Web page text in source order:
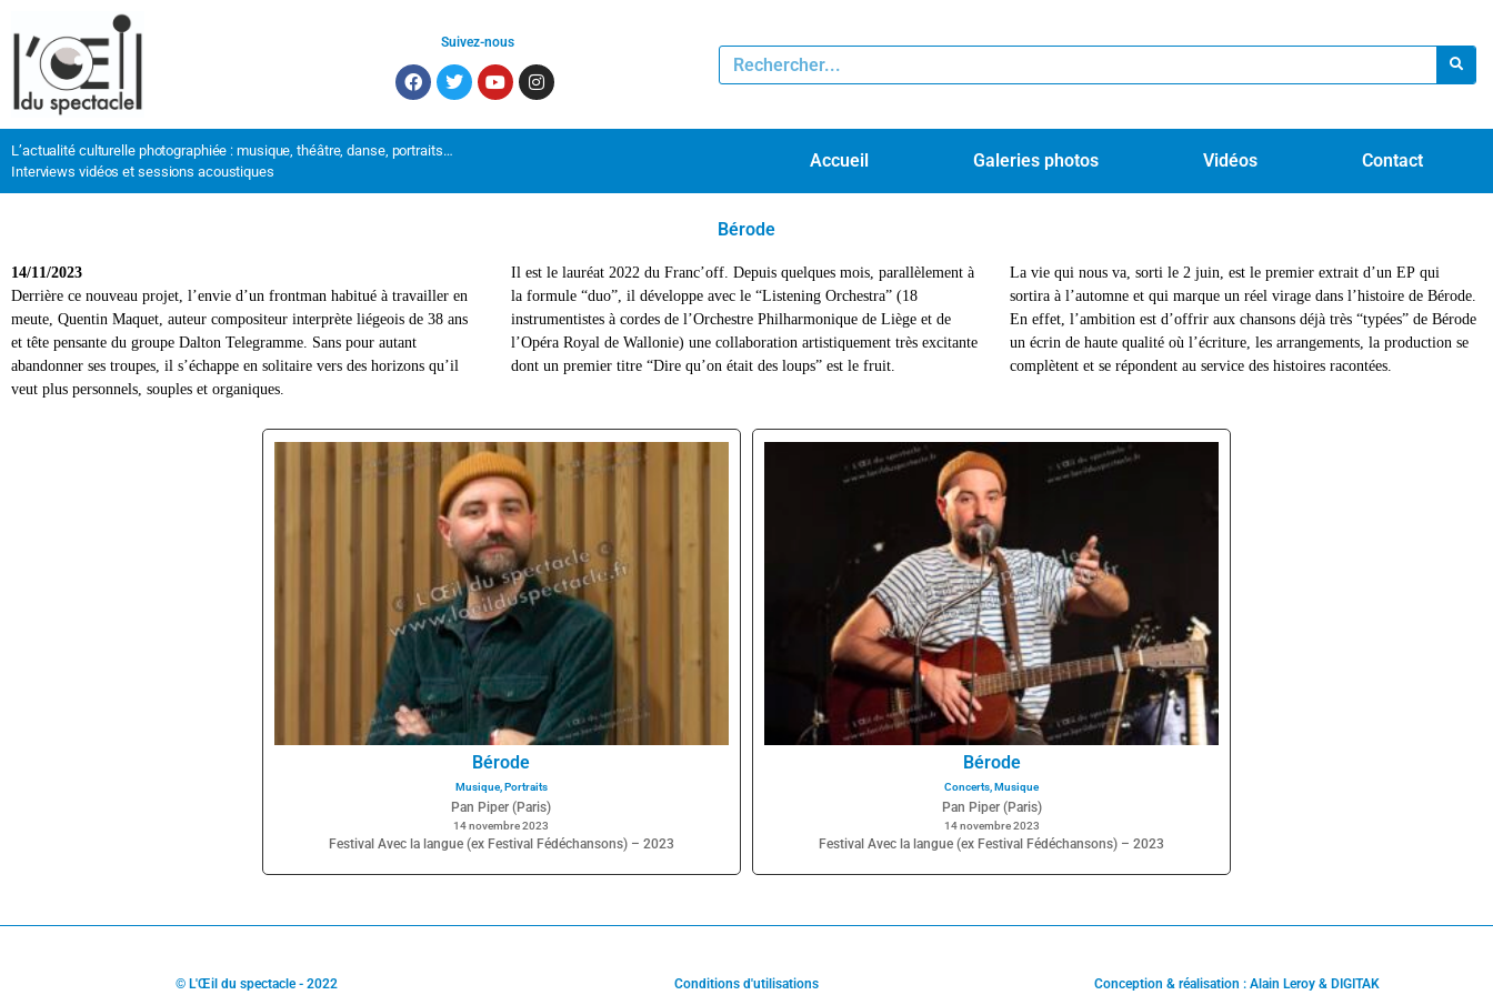
Suivez-nous
L’actualité culturelle photographiée : musique, théâtre, danse, portraits…
Interviews vidéos et sessions acoustiques
Accueil Galeries photos Vidéos Contact
Bérode
14/11/2023
Derrière ce nouveau projet, l’envie d’un frontman habitué à travailler en
meute, Quentin Maquet, auteur compositeur interprète liégeois de 38 ans
et tête pensante du groupe Dalton Telegramme. Sans pour autant
abandonner ses troupes, il s’échappe en solitaire vers des horizons qu’il
veut plus personnels, souples et organiques.
Il est le lauréat 2022 du Franc’off. Depuis quelques mois, parallèlement à
la formule “duo”, il développe avec le “Listening Orchestra” (18
instrumentistes à cordes de l’Orchestre Philharmonique de Liège et de
l’Opéra Royal de Wallonie) une collaboration artistiquement très excitante
dont un premier titre “Dire qu’on était des loups” est le fruit.
La vie qui nous va, sorti le 2 juin, est le premier extrait d’un EP qui
sortira à l’automne et qui marque un réel virage dans l’histoire de Bérode.
En effet, l’ambition est d’offrir aux chansons déjà très “typées” de Bérode
un écrin de haute qualité où l’écriture, les arrangements, la production se
complètent et se répondent au service des histoires racontées.
Bérode
Musique, Portraits
Pan Piper (Paris)
14 novembre 2023
Festival Avec la langue (ex Festival Fédéchansons) – 2023
Bérode
Concerts, Musique
Pan Piper (Paris)
14 novembre 2023
Festival Avec la langue (ex Festival Fédéchansons) – 2023
© L'Œil du spectacle - 2022 Conditions d'utilisations Conception & réalisation : Alain Leroy & DIGITAK